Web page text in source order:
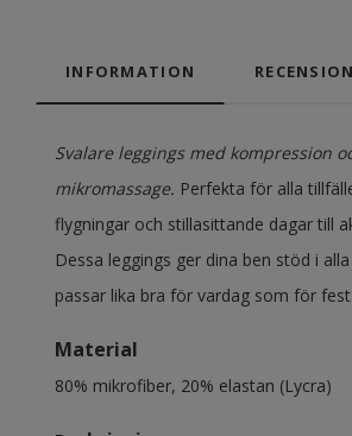
INFORMATION
Svalare leggings med kompression
mikromassage. Perfekta för alla
flygningar och stillasittande dagar till
Dessa leggings ger dina ben stöd i
passar lika bra för vardag som för fest.
Material
80% mikrofiber, 20% elastan (Lycra)